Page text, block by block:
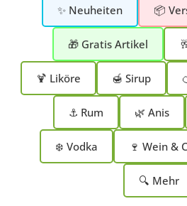
✨ Neuheiten 📦
🎁 Gratis Artikel
🍹 Liköre 🍯 Sirup
⚓ Rum 🌿 Anis
❄️ Vodka 🍷 Wein &
🔍 Mehr